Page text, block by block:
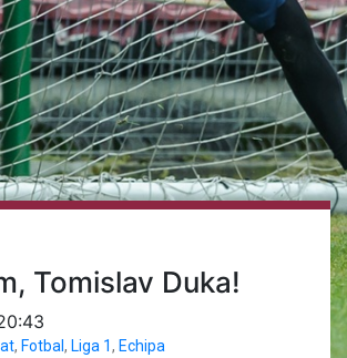
Tomislav Duka!
, Fotbal , Liga 1, Echipa